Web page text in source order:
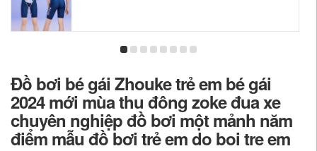
Đồ bơi bé gái Zhouke trẻ em bé gái
2024 mới mùa thu đông zoke đua xe
chuyên nghiệp đồ bơi một mảnh năm
điểm mẫu đồ bơi trẻ em do boi tre em